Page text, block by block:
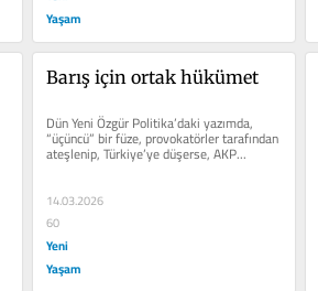
Yaşam
Barış için ortak hükümet
Dün Yeni Özgür Politika’daki yazımda,
“üçüncü” bir füze, provokatörler tarafından
ateşlenip, Türkiye’ye düşerse, AKP...
14.03.2026
60
Yeni
Yaşam